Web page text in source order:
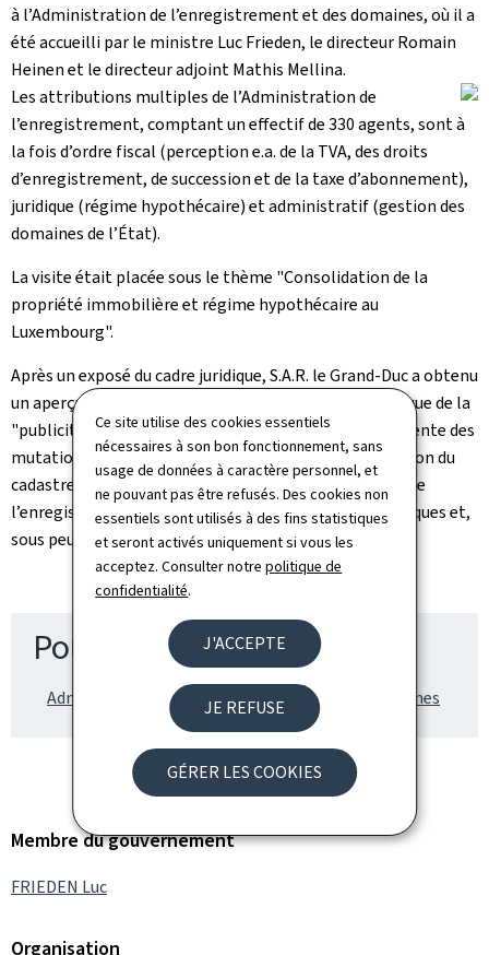
Ce site utilise des cookies essentiels
nécessaires à son bon fonctionnement, sans
usage de données à caractère personnel, et
ne pouvant pas être refusés. Des cookies non
essentiels sont utilisés à des fins statistiques
et seront activés uniquement si vous les
acceptez. Consulter notrepolitique de
confidentialité.
J'ACCEPTE
JE REFUSE
GÉRER LES COOKIES
à l’Administration de l’enregistrement et des domaines, où il a
été accueilli par le ministre Luc Frieden, le directeur Romain
Heinen et le directeur adjoint Mathis Mellina.
Les attributions multiples de l’Administration de
l’enregistrement, comptant un effectif de 330 agents, sont à
la fois d’ordre fiscal (perception e.a. de la TVA, des droits
d’enregistrement, de succession et de la taxe d’abonnement),
juridique (régime hypothécaire) et administratif (gestion des
domaines de l’État).
La visite était placée sous le thème "Consolidation de la
propriété immobilière et régime hypothécaire au
Luxembourg".
Après un exposé du cadre juridique, S.A.R. le Grand-Duc a obtenu
un aperçu sur le fonctionnement du réseau informatique de la
"publicité foncière". Afin de garantir une gestion efficiente des
mutations immobilières, ce réseau relie l’Administration du
cadastre et de la topographie, les bureaux cantonaux de
l’enregistrement, les trois conservations des hypothèques et,
sous peu, le notariat.
Pour en savoir plus
Administration de l'enregistrement et des domaines
Membre du gouvernement
FRIEDEN Luc
Organisation